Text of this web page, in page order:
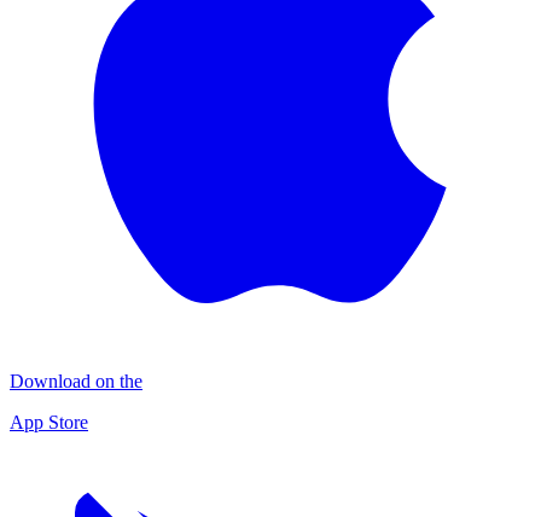
Download on the
App Store